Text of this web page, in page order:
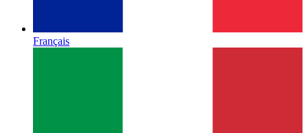
Français